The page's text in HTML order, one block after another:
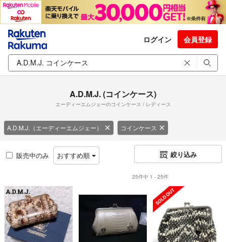
ログイン 会員登録
A.D.M.J. (コインケース)
エーディーエムジェーのコインケース / レディース
A.D.M.J.（エーディーエムジェー） コインケース
販売中のみ おすすめ順 絞り込み
25件中 1 - 25件